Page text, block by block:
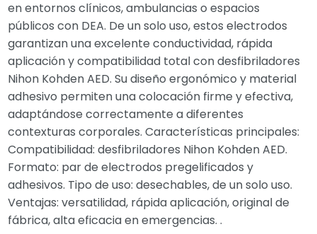
en entornos clínicos, ambulancias o espacios
públicos con DEA. De un solo uso, estos electrodos
garantizan una excelente conductividad, rápida
aplicación y compatibilidad total con desfibriladores
Nihon Kohden AED. Su diseño ergonómico y material
adhesivo permiten una colocación firme y efectiva,
adaptándose correctamente a diferentes
contexturas corporales. Características principales:
Compatibilidad: desfibriladores Nihon Kohden AED.
Formato: par de electrodos pregelificados y
adhesivos. Tipo de uso: desechables, de un solo uso.
Ventajas: versatilidad, rápida aplicación, original de
fábrica, alta eficacia en emergencias. .